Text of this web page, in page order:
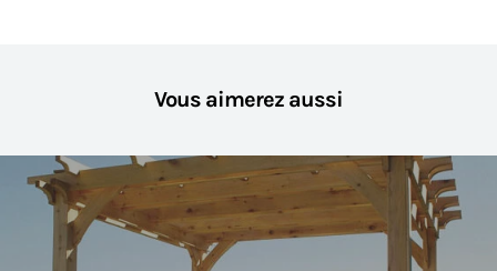
Vous aimerez aussi